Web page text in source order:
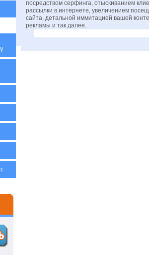
посредством серфинга, отыскиванием
рассылки в интернете, увеличением
сайта, детальной иммитацией вашей
рекламы и так далее.